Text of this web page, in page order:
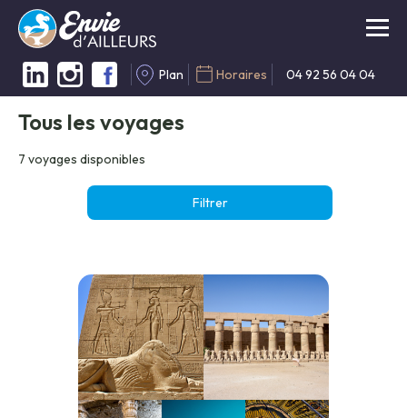
Plan Horaires 04 92 56 04 04
Tous les voyages
7 voyages disponibles
Filtrer